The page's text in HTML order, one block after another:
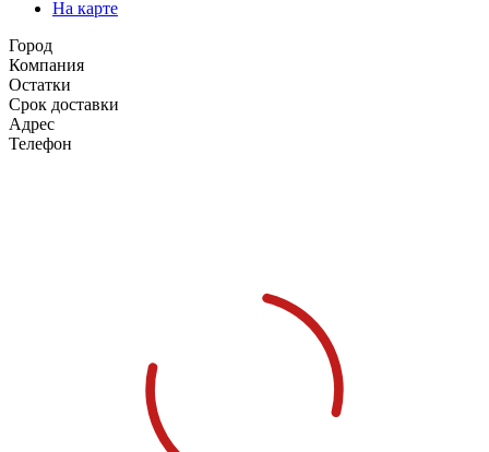
На карте
Город
Компания
Остатки
Срок доставки
Адрес
Телефон